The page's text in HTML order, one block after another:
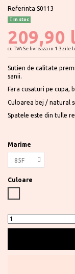
Referinta S0113
In stoc
209,90
cu TVASe livreaza in 1-3 zile
Sutien de calitate
sanii.
Fara cusaturi pe cupa,
Culoarea bej / natural
Spatele este din tulle
Marime
Culoare